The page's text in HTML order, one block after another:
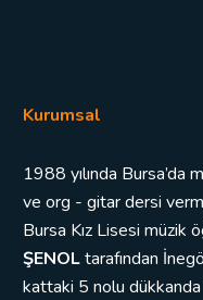
Kurumsal
1988 yılında Bursa’da
ve org - gitar dersi
Bursa Kız Lisesi müzik
ŞENOLtarafından
kattaki 5 nolu